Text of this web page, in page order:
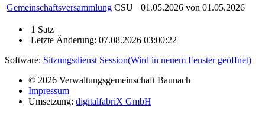
Gemeinschaftsversammlung CSU 01.05.2026 von 01.05.2026
1 Satz
Letzte Änderung: 07.08.2026 03:00:22
Software: Sitzungsdienst Session(Wird in neuem Fenster geöffnet)
© 2026 Verwaltungsgemeinschaft Baunach
Impressum
Umsetzung: digitalfabriX GmbH